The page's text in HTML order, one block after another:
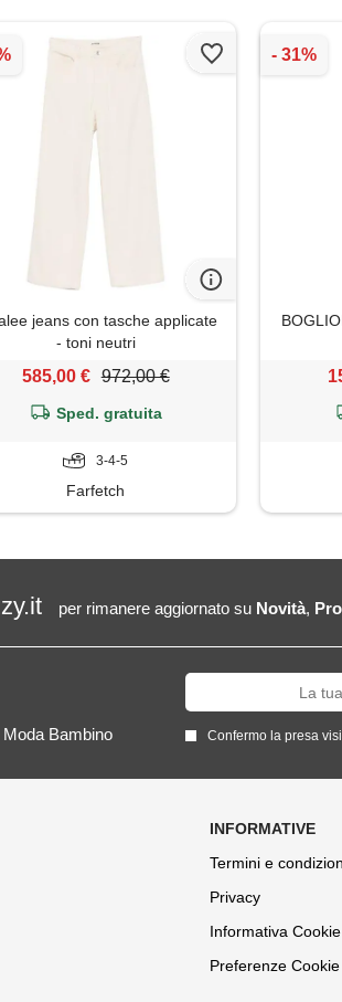
jeans con tasche applicate
- toni neutri
585,00 € 972,00 €
Sped. gratuita
3-4-5
Farfetch
per rimanere aggiornato su Novità,
Moda Bambino Confermo la presa
Termini e
Privacy
Informativa Cookie
Preferenze Cookie